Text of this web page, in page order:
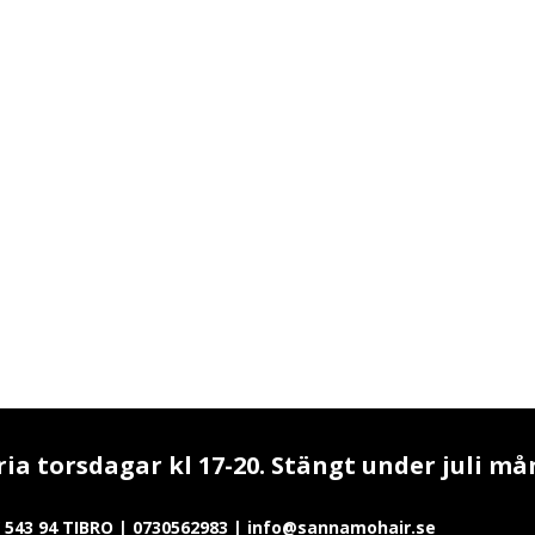
torsdagar kl 17-20. Stängt under juli
94 TIBRO | 0730562983 | info@sannamohair.se